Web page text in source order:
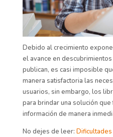
Debido al crecimiento
el avance en
publican, es casi imposible
manera satisfactoria las
usuarios, sin embargo, los
para brindar una solución
información de manera
No dejes de leer: